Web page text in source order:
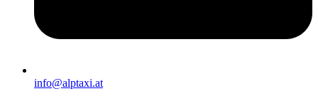
info@alptaxi.at